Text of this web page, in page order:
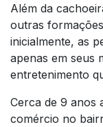
Além da
outras
inicialmente, as
apenas em seus
entretenimento
Cerca de 9 anos
comércio no